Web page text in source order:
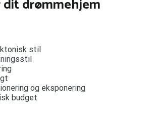
drømmehjem
stil
og eksponering
budget